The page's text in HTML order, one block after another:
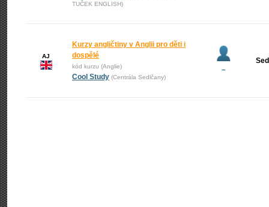
TUČEK ENGLISH)
AJ
Kurzy angličtiny v Anglii pro děti i
dospělé
kód kurzu (Anglie)
Cool Study (Centrála Sedlčany)
–